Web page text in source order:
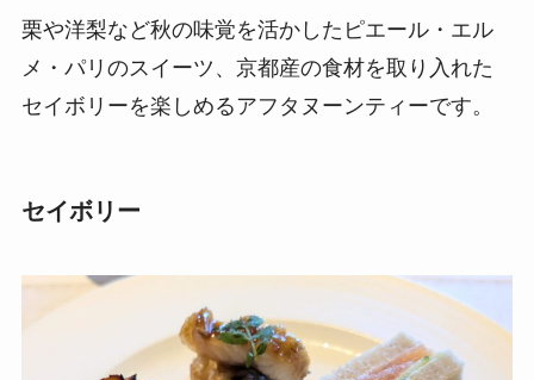
栗や洋梨など秋の味覚を活かしたピエール・エル
メ・パリのスイーツ、京都産の食材を取り入れた
セイボリーを楽しめるアフタヌーンティーです。
セイボリー